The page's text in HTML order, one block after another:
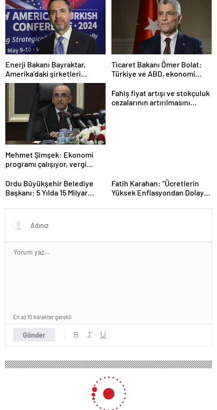
Enerji Bakanı Bayraktar,
Amerika’daki şirketleri
Türkiye’de yatırım yapmaya
çağırdı
Ticaret Bakanı Ömer Bolat:
Türkiye ve ABD, ekonomi
konusunda kararlı
Mehmet Şimşek: Ekonomi
programı çalışıyor, vergi
Fahiş fiyat artışı ve stokçuluk
cezalarının artırılmasını
Ordu Büyükşehir Belediye
Başkanı: 5 Yılda 15 Milyar
Fatih Karahan: “Ücretlerin
Yüksek Enflasyondan Dolayı
Enflasyonu Düşürürsek Kalıcı
Gönder
En az 10 karakter gerekli